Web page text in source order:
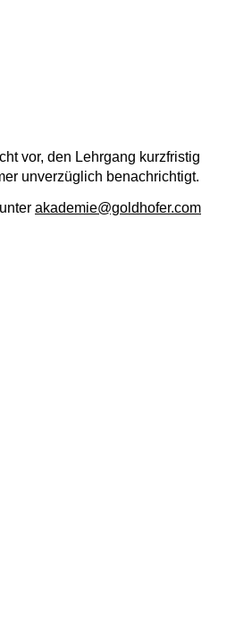
vor, den Lehrgang kurzfristig
unverzüglich benachrichtigt.
akademie@goldhofer.com